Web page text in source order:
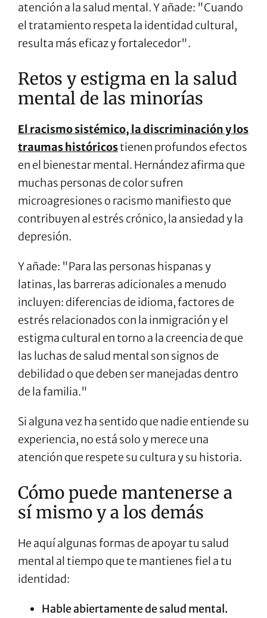
atención a la salud mental. Y añade: "Cuando
el tratamiento respeta la identidad cultural,
resulta más eficaz y fortalecedor".
Retos y estigma en la salud
mental de las minorías
El racismo sistémico, la discriminación y los
traumas históricostienen profundos efectos
en el bienestar mental. Hernández afirma que
muchas personas de color sufren
microagresiones o racismo manifiesto que
contribuyen al estrés crónico, la ansiedad y la
depresión.
Y añade: "Para las personas hispanas y
latinas, las barreras adicionales a menudo
incluyen: diferencias de idioma, factores de
estrés relacionados con la inmigración y el
estigma cultural en torno a la creencia de que
las luchas de salud mental son signos de
debilidad o que deben ser manejadas dentro
de la familia."
Si alguna vez ha sentido que nadie entiende su
experiencia, no está solo y merece una
atención que respete su cultura y su historia.
Cómo puede mantenerse a
sí mismo y a los demás
He aquí algunas formas de apoyar tu salud
mental al tiempo que te mantienes fiel a tu
identidad:
Hable abiertamente de salud mental.